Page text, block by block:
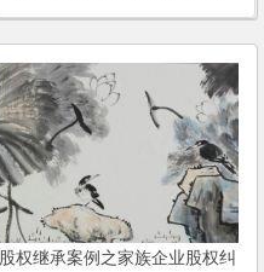
股权继承案例之家族企业股权纠